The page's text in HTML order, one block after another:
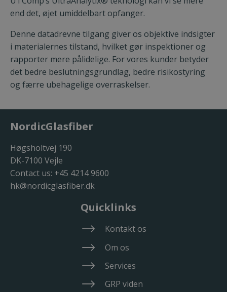
end det, øjet umiddelbart opfanger.
Denne datadrevne tilgang giver os objektive indsigter
i materialernes tilstand, hvilket gør inspektioner og
rapporter mere pålidelige. For vores kunder betyder
det bedre beslutningsgrundlag, bedre risikostyring
og færre ubehagelige overraskelser.
NordicGlasfiber
Høgsholtvej 190
DK-7100 Vejle
Contact us: +45 4214 9600
hk@nordicglasfiber.dk
Quicklinks
Kontakt os
Om os
Services
GRP viden